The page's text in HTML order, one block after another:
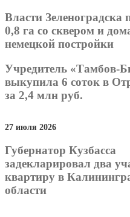
Власти Зеленоградска
0,8 га со сквером и
немецкой постройки
Учредитель «Тамбов-
выкупила 6 соток в
за 2,4 млн руб.
27 июля 2026
Губернатор Кузбасса
задекларировал два
квартиру в
области